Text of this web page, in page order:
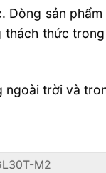
sản
thức
ngoài trời và
M2